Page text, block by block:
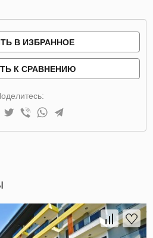
В ИЗБРАННОЕ
К СРАВНЕНИЮ